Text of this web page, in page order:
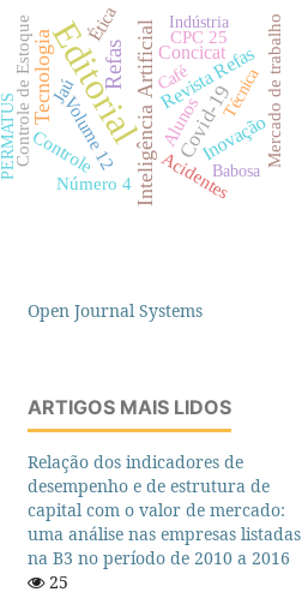
Editorial
Refas Inteligência Artificial
Tecnologia Covid-19
Revista Refas
Inovação
Concicat
CPC 25
Jaú
Alunos
Controle de Estoque Mercado de trabalho
Volume 12
Número 4
Controle
Ética
Acidentes
Indústria
PERMATUS Babosa
Café Técnica
Open Journal Systems
ARTIGOS MAIS LIDOS
Relação dos indicadores de
desempenho e de estrutura de
capital com o valor de mercado:
uma análise nas empresas listadas
na B3 no período de 2010 a 2016
25